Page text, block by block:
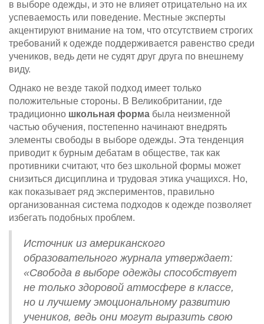
в выборе одежды, и это не влияет отрицательно на их
успеваемость или поведение. Местные эксперты
акцентируют внимание на том, что отсутствием строгих
требований к одежде поддерживается равенство среди
учеников, ведь дети не судят друг друга по внешнему
виду.
Однако не везде такой подход имеет только
положительные стороны. В Великобритании, где
традиционно школьная форма была неизменной
частью обучения, постепенно начинают внедрять
элементы свободы в выборе одежды. Эта тенденция
приводит к бурным дебатам в обществе, так как
противники считают, что без школьной формы может
снизиться дисциплина и трудовая этика учащихся. Но,
как показывает ряд экспериментов, правильно
организованная система подходов к одежде позволяет
избегать подобных проблем.
Источник из американского
образовательного журнала утверждает:
«Свобода в выборе одежды способствует
не только здоровой атмосфере в классе,
но и лучшему эмоциональному развитию
учеников, ведь они могут выразить свою